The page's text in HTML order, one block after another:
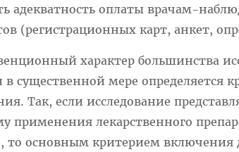
адекватность оплаты врачам-
(регистрационных карт, анкет,
характер большинства
в существенной мере определяется
Так, если исследование
применения лекарственного
то основным критерием включения